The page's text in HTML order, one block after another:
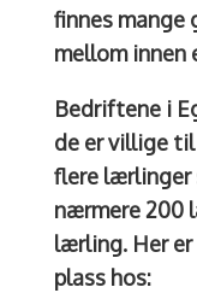
finnes
mellom innen
Bedriftene i
de er villige
flere lærlinger
nærmere 200
lærling. Her
plass hos: